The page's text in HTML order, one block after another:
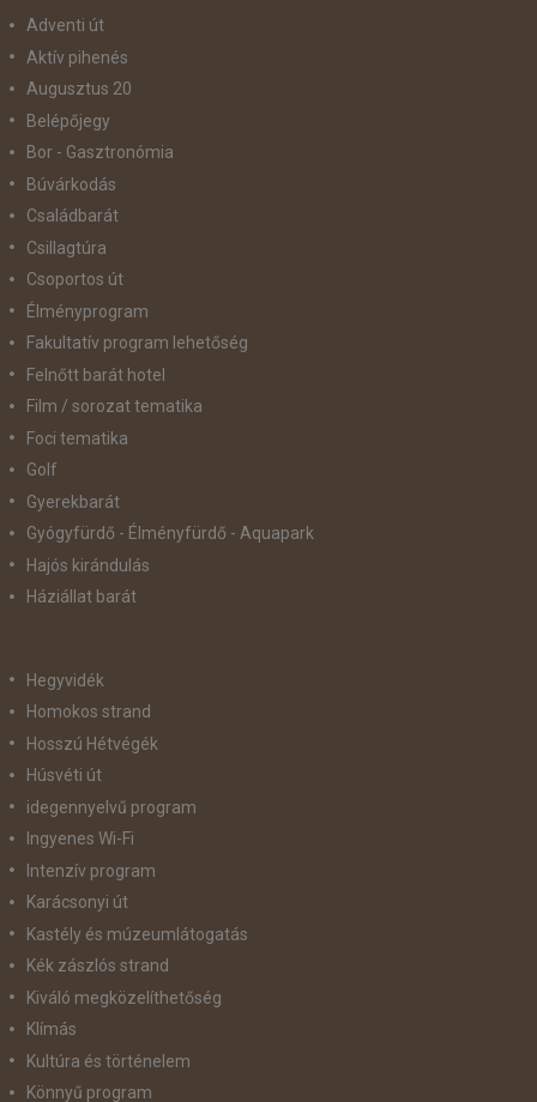
Adventi út
Aktív pihenés
Augusztus 20
Belépőjegy
Bor - Gasztronómia
Búvárkodás
Családbarát
Csillagtúra
Csoportos út
Élményprogram
Fakultatív program lehetőség
Felnőtt barát hotel
Film / sorozat tematika
Foci tematika
Golf
Gyerekbarát
Gyógyfürdő - Élményfürdő - Aquapark
Hajós kirándulás
Háziállat barát
Hegyvidék
Homokos strand
Hosszú Hétvégék
Húsvéti út
idegennyelvű program
Ingyenes Wi-Fi
Intenzív program
Karácsonyi út
Kastély és múzeumlátogatás
Kék zászlós strand
Kiváló megközelíthetőség
Klímás
Kultúra és történelem
Könnyű program